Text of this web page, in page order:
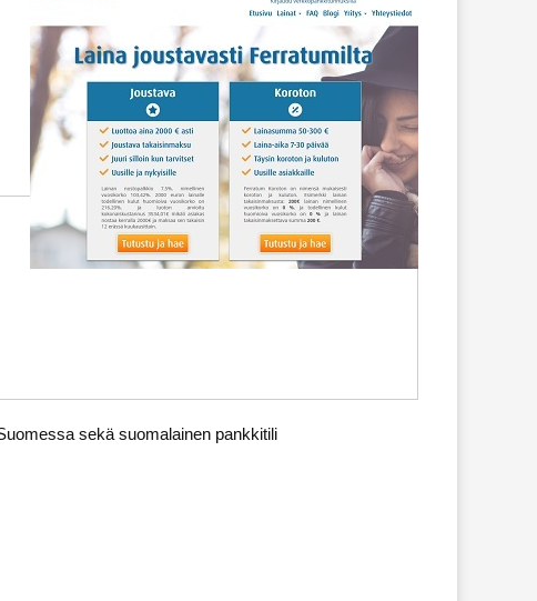
sekä suomalainen pankkitili